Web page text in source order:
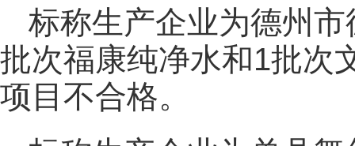
标称生产企业为德州
批次福康纯净水和1批次
项目不合格。